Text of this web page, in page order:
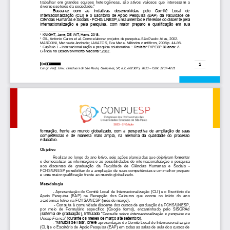
Congr. Prof. Univ. Estaduais de São Paulo, Campinas, SP, n.2 , e023075, 2023 –ISSN: 2237-4221
1
trabalhar  em  grandes  equipes  heterogêneas,  são  ativos  valiosos  que  interessam  a
diversos setores da sociedade.”
Busca-se  com  as  inciativas  desenvolvidas  pelo  Comitê  Local  de
Internacionalização (CLI) e o Escritório de Apoio Pesquisa (EAP) da Faculdade de
Ciências Humanas e Sociais -FCHS/UNESP, um aumento de interesse do discente pela
internacionalização  e  pela  pesquisa,  com  maior  preparo  e  qualificação  em  sua
1 KNIGHT, Jane; DE WIT, Hans. 2018.
2 GIL, Antonio Carlos et al. Como elaborar projetos de pesquisa. São Paulo: Atlas, 2002.
MARCONI, Marina de Andrade; LAKATOS, Eva Maria. Métodos científicos , 2008 p. 44 98.
3 Capítulo 1 Internacionalização e pesquisa colaborativa – Revista “FAPESP 60 anos: A
Ciência no Desenvolvimento Nacional”,2022.
formação,  frente  ao  mundo  globalizado,  com  a  perspectiva  de  ampliação  de  suas
competências  e  de  maneira  mais  ampla,  na  melhoria  da  qualidade  do  processo
educativo.
Objetivo
Realizar ao longo do ano letivo, seis ações planejadas que objetivam fomentar
e democratizar  as  informações  e  as  possibilidades de  internacionalização  e  pesquisa
aos
discentes   de   graduação   da   Faculdade   de   Ciências   Humanas   e   Sociais -
FCHS/UNESP possibilitando a ampliação de suas competências e um melhor preparo
e uma maior qualificação frente ao mundo globalizado.
Metodologia
Apresentação do Comitê Local de Internacionalização (CLI) e o Escritório de
Apoio  Pesquisa  (EAP) na  Recepção  dos  Calouros  que  ocorre  no  início  do  ano
acadêmico letivo na FCHS/UNESP (mês de março).
Consulta à comunidade discente dos cursos de graduação da FCHS/UNESP,
por  meio  de  Formulário  específico  (Google  forms),  encaminhado  pelo  SISGRAd
(sistema de graduação), intitulado “Consulta  sobre  internacionalização  e  pesquisa  na
Unesp Franca” (durante os meses de março até setembro).
- “Minutos de Fala”, breve apresentação do Comitê Local de Internacionalização
(CLI) e o Escritório de Apoio Pesquisa (EAP) em todas as salas de aula dos cursos de